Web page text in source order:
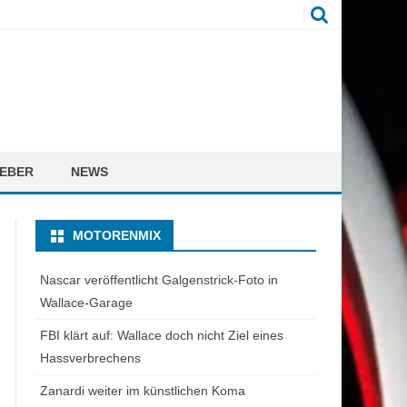
NEWS
MOTORENMIX
Nascar veröffentlicht Galgenstrick-Foto in
Wallace-Garage
FBI klärt auf: Wallace doch nicht Ziel eines
Hassverbrechens
Zanardi weiter im künstlichen Koma